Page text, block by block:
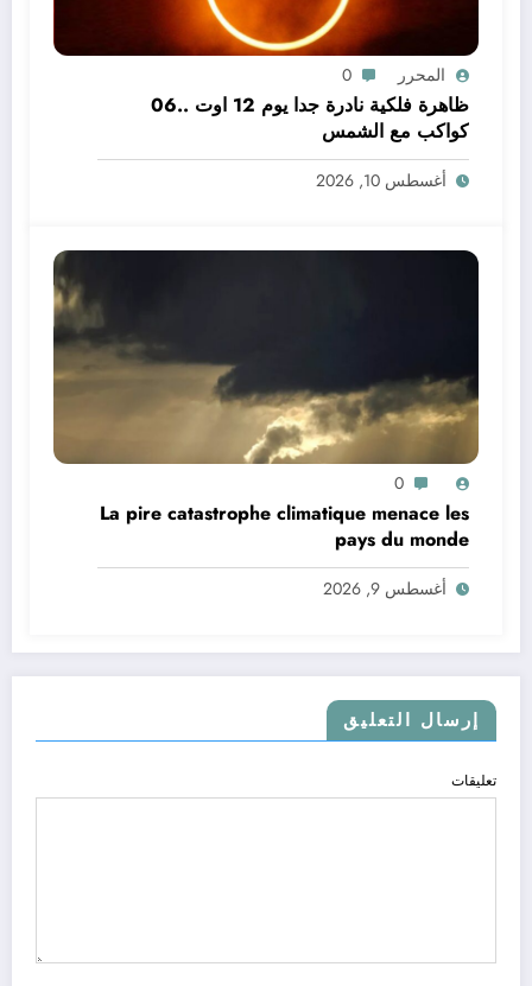
المحرر 0
ظاهرة فلكية نادرة جدا يوم 12 اوت ..06
كواكب مع الشمس
أغسطس 10, 2026
0
La pire catastrophe climatique menace les
pays du monde
أغسطس 9, 2026
إرسال التعليق
تعليقات